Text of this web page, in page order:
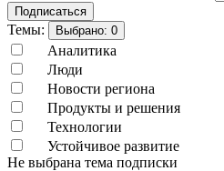
Подписаться
Темы: Выбрано: 0
Аналитика
Люди
Новости региона
Продукты и решения
Технологии
Устойчивое развитие
Не выбрана тема подписки